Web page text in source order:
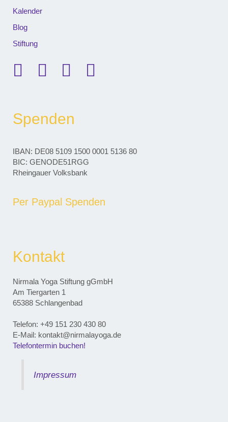
Kalender
Blog
Stiftung
Spenden
IBAN: DE08 5109 1500 0001 5136 80
BIC: GENODE51RGG
Rheingauer Volksbank
Per Paypal Spenden
Kontakt
Nirmala Yoga Stiftung gGmbH
Am Tiergarten 1
65388 Schlangenbad
Telefon: ‭+49 151 230 430 80‬
E-Mail: kontakt@nirmalayoga.de
Telefontermin buchen!
Impressum